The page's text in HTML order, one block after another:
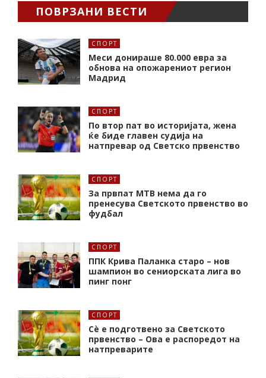
ПОВРЗАНИ ВЕСТИ
СПОРТ
Меси донираше 80.000 евра за
обнова на опожарениот регион
Мадрид
СПОРТ
По втор пат во историјата, жена
ќе биде главен судија на
натпревар од Светско првенство
СПОРТ
За првпат МТВ нема да го
пренесува Светското првенство во
фудбал
СПОРТ
ППК Крива Паланка старо – нов
шампион во сениорската лига во
пинг понг
СПОРТ
Сè е подготвено за Светското
првенство – Ова е распоредот на
натпреварите